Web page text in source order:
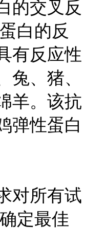
的交叉反
白的反
有反应性
兔、猪、
羊。该抗
弹性蛋白
对所有试
定最佳